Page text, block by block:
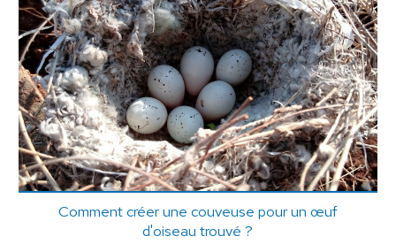
Comment créer une couveuse pour un œuf
d'oiseau trouvé ?